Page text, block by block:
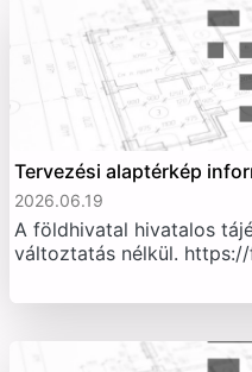
Tervezési alaptérkép
2026.06.19
A földhivatal hivatalos
változtatás nélkül.